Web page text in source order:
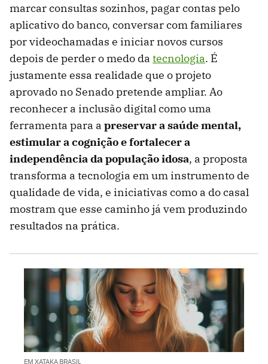
marcar consultas sozinhos, pagar contas pelo
aplicativo do banco, conversar com familiares
por videochamadas e iniciar novos cursos
depois de perder o medo da tecnologia. É
justamente essa realidade que o projeto
aprovado no Senado pretende ampliar. Ao
reconhecer a inclusão digital como uma
ferramenta para a preservar a saúde mental,
estimular a cognição e fortalecer a
independência da população idosa, a proposta
transforma a tecnologia em um instrumento de
qualidade de vida, e iniciativas como a do casal
mostram que esse caminho já vem produzindo
resultados na prática.
EM XATAKA BRASIL